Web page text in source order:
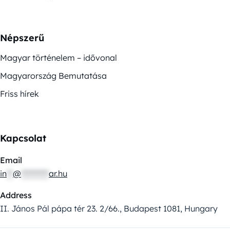
Népszerű
Magyar történelem – idővonal
Magyarország Bemutatása
Friss hírek
Kapcsolat
Email
in @ ar.hu
Address
II. János Pál pápa tér 23. 2/66., Budapest 1081, Hungary